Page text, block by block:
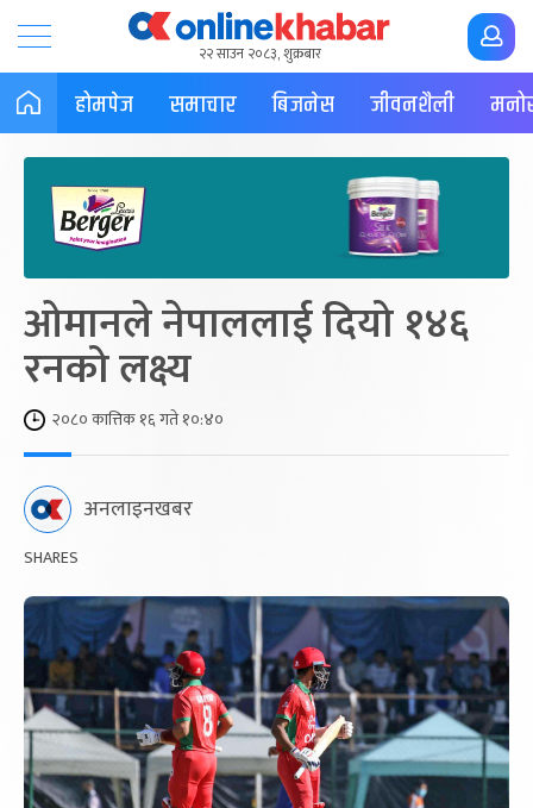
२२ साउन २०८३, शुक्रबार
होमपेज समाचार बिजनेस जीवनशैली
ओमानले नेपाललाई दियो १४६
रनको लक्ष्य
२०८० कात्तिक १६ गते १०:४०
अनलाइनखबर
SHARES